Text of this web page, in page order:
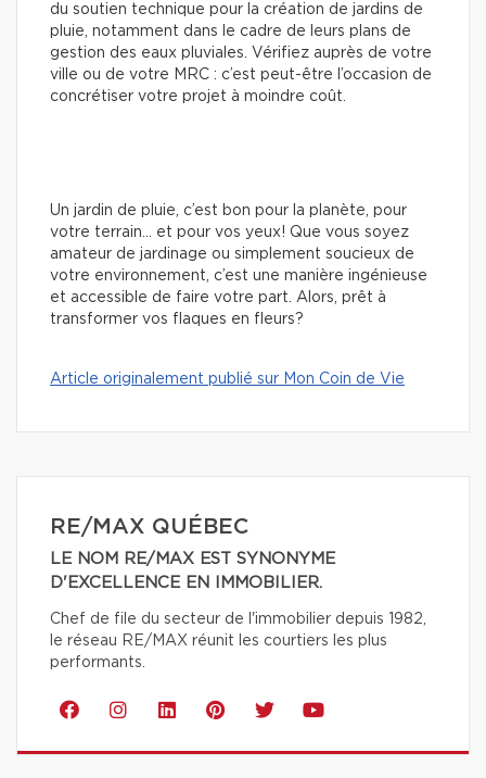
du soutien technique pour la création de jardins de
pluie, notamment dans le cadre de leurs plans de
gestion des eaux pluviales. Vérifiez auprès de votre
ville ou de votre MRC : c’est peut-être l’occasion de
concrétiser votre projet à moindre coût.
Un jardin de pluie, c’est bon pour la planète, pour
votre terrain… et pour vos yeux! Que vous soyez
amateur de jardinage ou simplement soucieux de
votre environnement, c’est une manière ingénieuse
et accessible de faire votre part. Alors, prêt à
transformer vos flaques en fleurs?
Article originalement publié sur Mon Coin de Vie
RE/MAX QUÉBEC
LE NOM RE/MAX EST SYNONYME
D'EXCELLENCE EN IMMOBILIER.
Chef de file du secteur de l'immobilier depuis 1982,
le réseau RE/MAX réunit les courtiers les plus
performants.